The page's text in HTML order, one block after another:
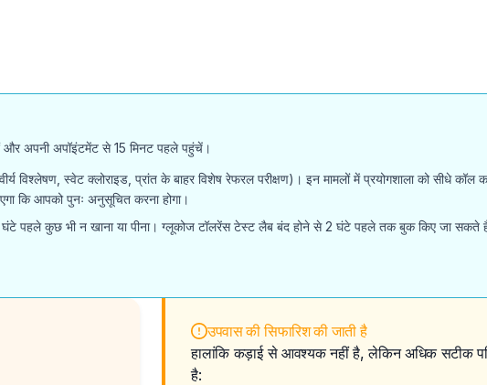
और अपनी अपॉइंटमेंट से 15 मिनट पहले पहुंचें।
विश्लेषण, स्वेट क्लोराइड, प्रांत के बाहर विशेष रेफरल परीक्षण)। इन मामलों में प्रयोगशाला को सीधे
कि आपको पुनः अनुसूचित करना होगा।
पहले कुछ भी न खाना या पीना। ग्लूकोज टॉलरेंस टेस्ट लैब बंद होने से 2 घंटे पहले तक बुक किए जा सकते
उपवास की सिफारिश की जाती है
हालांकि कड़ाई से आवश्यक नहीं है, लेकिन अधिक सटीक
है: